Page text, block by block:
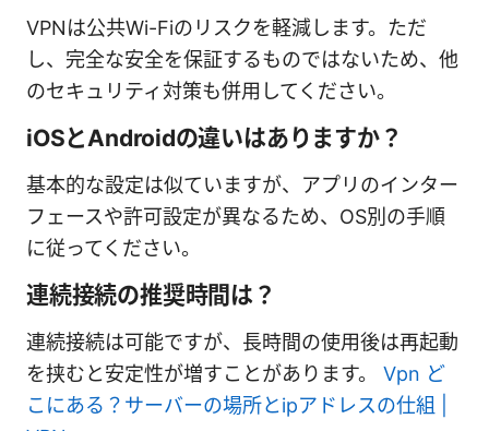
VPNは公共Wi-Fiのリスクを軽減します。ただ
し、完全な安全を保証するものではないため、他
のセキュリティ対策も併用してください。
iOSとAndroidの違いはありますか？
基本的な設定は似ていますが、アプリのインター
フェースや許可設定が異なるため、OS別の手順
に従ってください。
連続接続の推奨時間は？
連続接続は可能ですが、長時間の使用後は再起動
を挟むと安定性が増すことがあります。 Vpn ど
こにある？サーバーの場所とipアドレスの仕組 |